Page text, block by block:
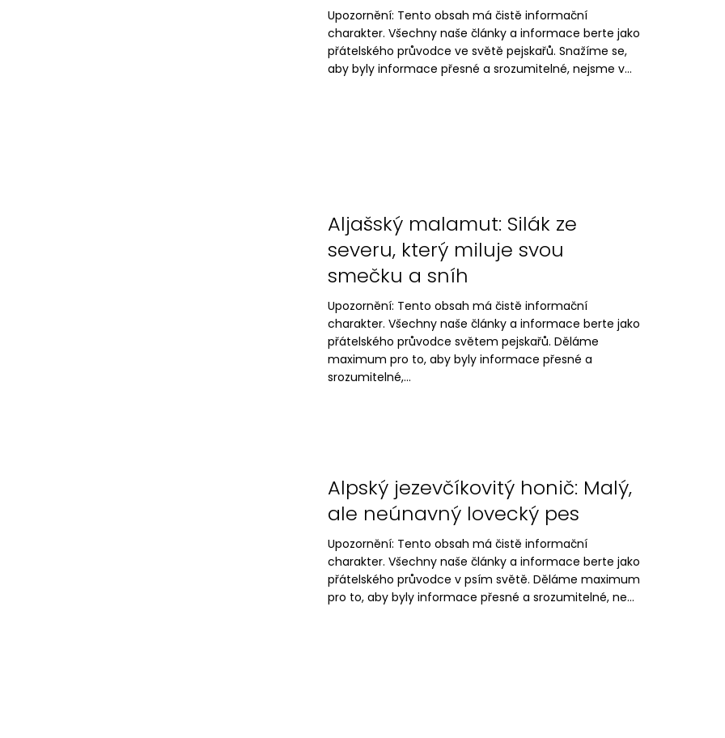
Upozornění: Tento obsah má čistě informační
charakter. Všechny naše články a informace berte jako
přátelského průvodce ve světě pejskařů. Snažíme se,
aby byly informace přesné a srozumitelné, nejsme v...
Aljašský malamut: Silák ze
severu, který miluje svou
smečku a sníh
Upozornění: Tento obsah má čistě informační
charakter. Všechny naše články a informace berte jako
přátelského průvodce světem pejskařů. Děláme
maximum pro to, aby byly informace přesné a
srozumitelné,...
Alpský jezevčíkovitý honič: Malý,
ale neúnavný lovecký pes
Upozornění: Tento obsah má čistě informační
charakter. Všechny naše články a informace berte jako
přátelského průvodce v psím světě. Děláme maximum
pro to, aby byly informace přesné a srozumitelné, ne...